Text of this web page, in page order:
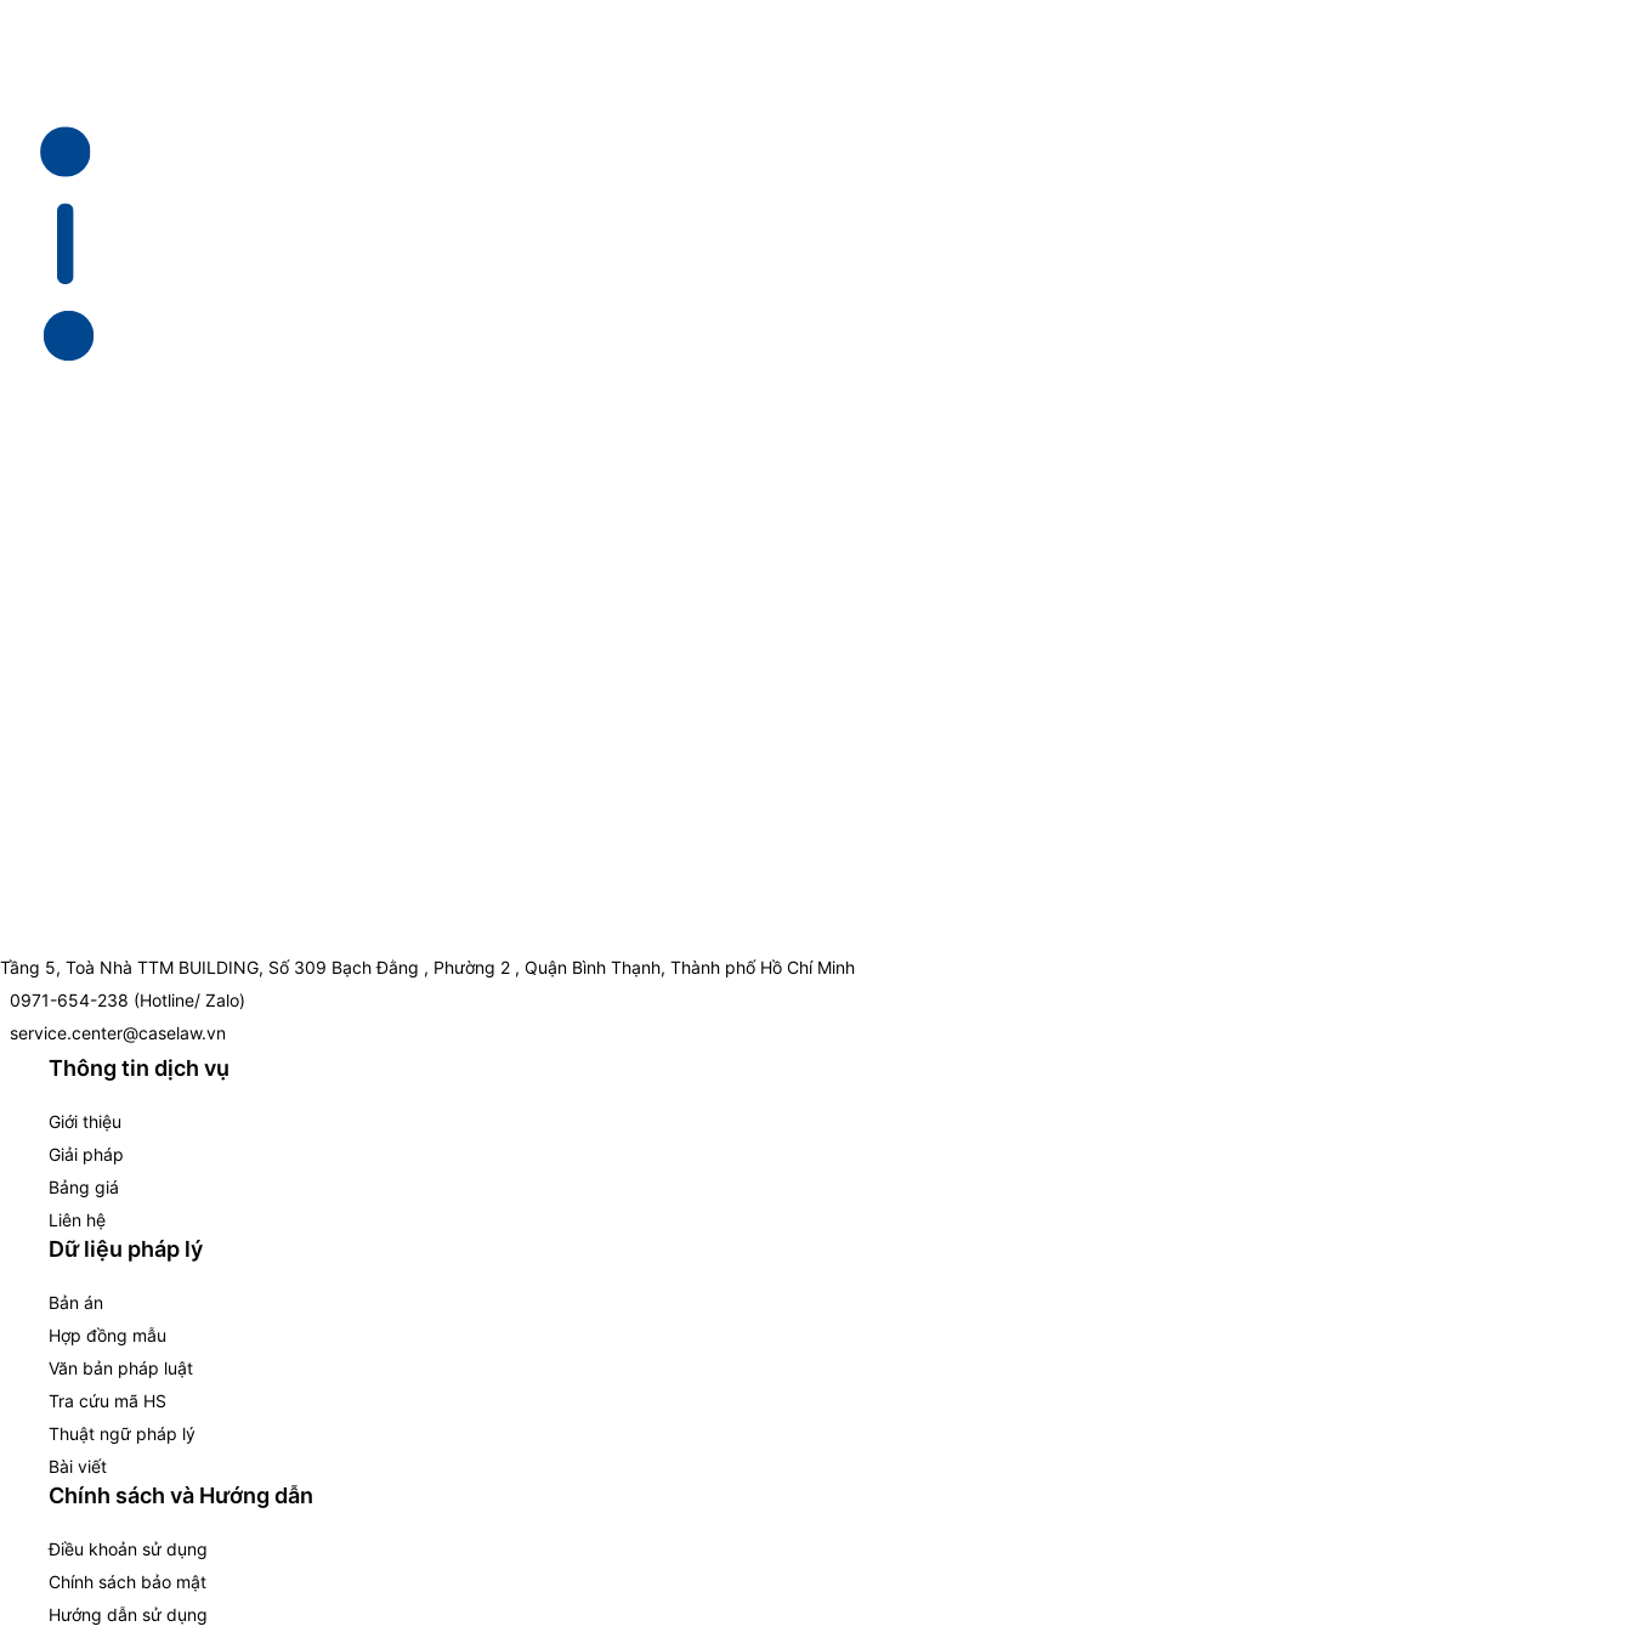
Tầng 5, Toà Nhà TTM BUILDING, Số 309 Bạch Đằng , Phường 2 , Quận Bình Thạnh, Thành phố Hồ Chí Minh
0971-654-238 (Hotline/ Zalo)
service.center@caselaw.vn
Thông tin dịch vụ
Giới thiệu
Giải pháp
Bảng giá
Liên hệ
Dữ liệu pháp lý
Bản án
Hợp đồng mẫu
Văn bản pháp luật
Tra cứu mã HS
Thuật ngữ pháp lý
Bài viết
Chính sách và Hướng dẫn
Điều khoản sử dụng
Chính sách bảo mật
Hướng dẫn sử dụng